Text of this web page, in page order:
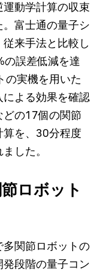
動学計算の収束
富士通の量子シ
来手法と比較し
の誤差低減を達
の実機を用いた
よる効果を確認
どの17個の関節
算を、30分程度
した。
ロボット
関節ロボットの
段階の量子コン